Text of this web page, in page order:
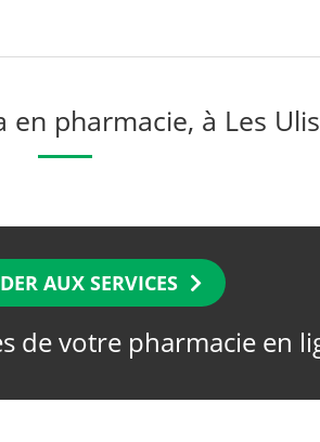
en pharmacie, à Les Ulis
AUX SERVICES
de votre pharmacie en